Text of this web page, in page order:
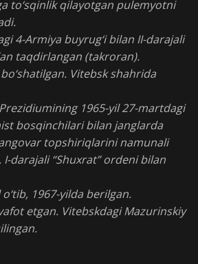
to‘sqinlik qilayotgan pulemyotni
4-Armiya buyrug‘i bilan II-darajali
taqdirlangan (takroran).
Vitebsk shahrida
Prezidiumining 1965-yil 27-martdagi
bosqinchilari bilan janglarda
topshiriqlarini namunali
darajali “Shuxrat” ordeni bilan
1967-yilda berilgan.
etgan. Vitebskdagi Mazurinskiy